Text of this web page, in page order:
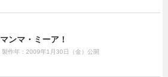
マンマ・ミーア！
製作年：2009年1月30日（金）公開